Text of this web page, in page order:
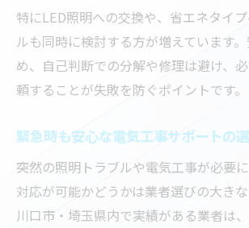
特にLED照明への交換や、省エネタイ
ルも同時に検討する方が増えています
め、自己判断での分解や修理は避け、
頼することが失敗を防ぐポイントです。
緊急時も安心な電気工事サポートの
突然の照明トラブルや電気工事が必要
対応が可能かどうかは業者選びの大きな
川口市・埼玉県内で実績がある業者は